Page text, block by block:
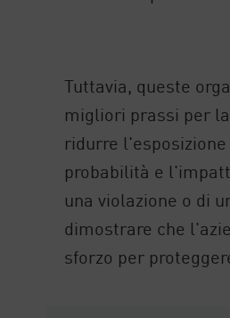
Tuttavia, queste
migliori prassi per
ridurre
probabilità e
una violazione o di
dimostrare che
sforzo per